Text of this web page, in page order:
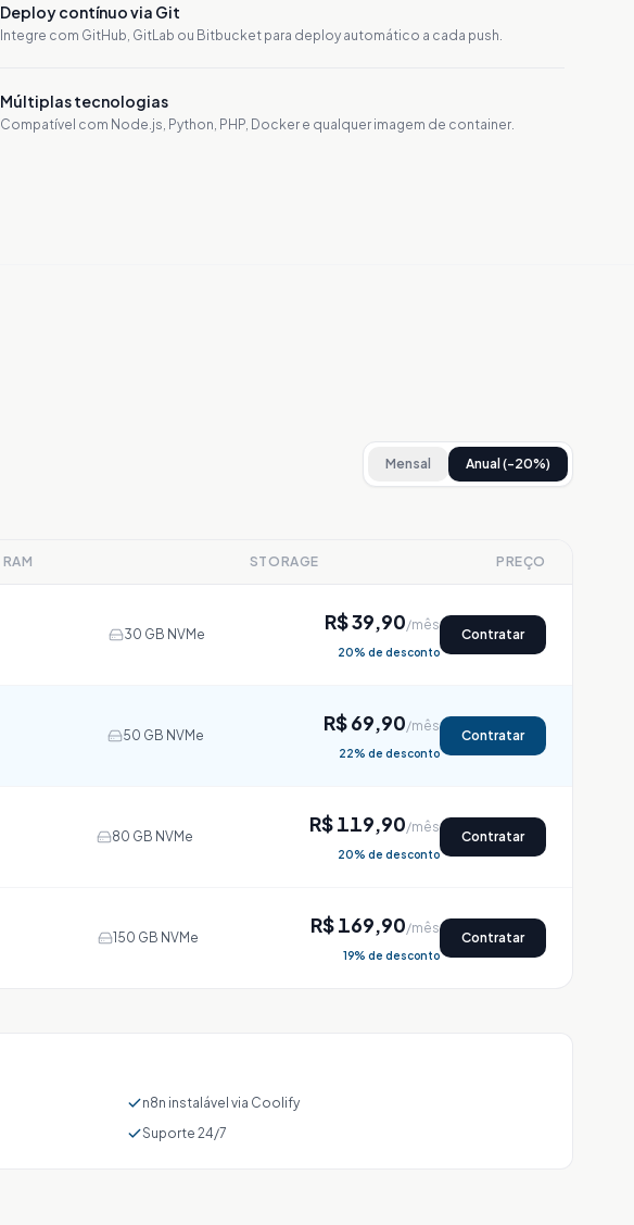
Deploy contínuo via Git
Integre com GitHub, GitLab ou Bitbucket para deploy automático a cada push.
Múltiplas tecnologias
Compatível com Node.js, Python, PHP, Docker e qualquer imagem de container.
Mensal Anual (−20%)
RAM STORAGE PREÇO
30 GB NVMe
R$ 39,90/mês
20% de desconto
Contratar
50 GB NVMe
R$ 69,90/mês
22% de desconto
Contratar
80 GB NVMe
R$ 119,90/mês
20% de desconto
Contratar
150 GB NVMe
R$ 169,90/mês
19% de desconto
Contratar
n8n instalável via Coolify
Suporte 24/7